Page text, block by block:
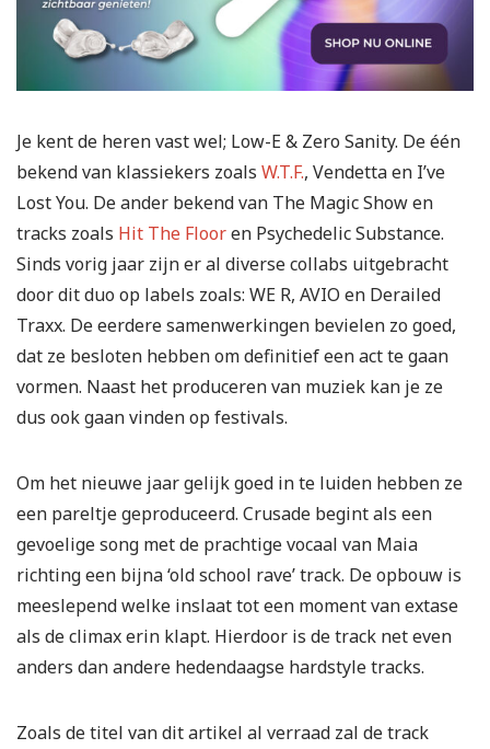
Je kent de heren vast wel; Low-E & Zero Sanity. De één
bekend van klassiekers zoals W.T.F., Vendetta en I’ve
Lost You. De ander bekend van The Magic Show en
tracks zoals Hit The Flooren Psychedelic Substance.
Sinds vorig jaar zijn er al diverse collabs uitgebracht
door dit duo op labels zoals: WE R, AVIO en Derailed
Traxx. De eerdere samenwerkingen bevielen zo goed,
dat ze besloten hebben om definitief een act te gaan
vormen. Naast het produceren van muziek kan je ze
dus ook gaan vinden op festivals.
Om het nieuwe jaar gelijk goed in te luiden hebben ze
een pareltje geproduceerd. Crusade begint als een
gevoelige song met de prachtige vocaal van Maia
richting een bijna ‘old school rave’ track. De opbouw is
meeslepend welke inslaat tot een moment van extase
als de climax erin klapt. Hierdoor is de track net even
anders dan andere hedendaagse hardstyle tracks.
Zoals de titel van dit artikel al verraad zal de track